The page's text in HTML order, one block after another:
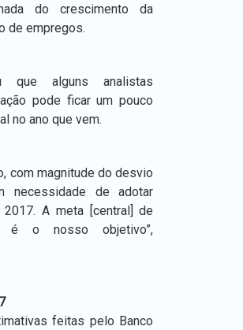
do crescimento da
de empregos.
que alguns analistas
pode ficar um pouco
no ano que vem.
com magnitude do desvio
necessidade de adotar
2017. A meta [central] de
é o nosso objetivo”,
feitas pelo Banco